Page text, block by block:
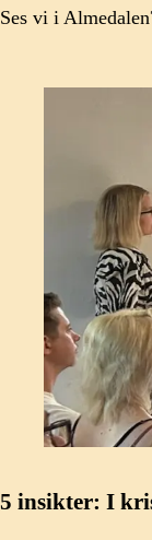
Ses vi i
5 insikter: I